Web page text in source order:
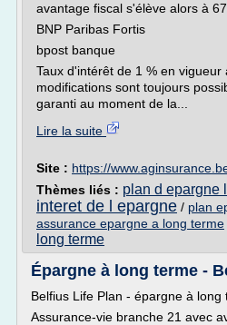
avantage fiscal s'élève alors à
BNP Paribas Fortis
bpost banque
Taux d'intérêt de 1 % en
modifications sont toujours
garanti au moment de la...
Lire la suite
Site : https://
Thèmes liés : plan d epargne
interet de l epargne / plan
assurance epargne a long terme
long terme
Épargne à long terme -
Belfius Life Plan - épargne à long
Assurance-vie branche 21 avec